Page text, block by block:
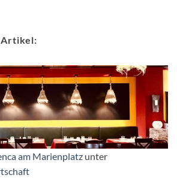
Artikel:
am Marienplatz unter